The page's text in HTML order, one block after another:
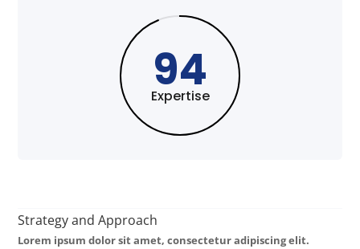
94
Expertise
Strategy and Approach
Lorem ipsum dolor sit amet, consectetur adipiscing elit.